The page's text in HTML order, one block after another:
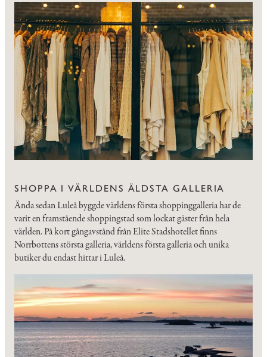
SHOPPA I VÄRLDENS ÄLDSTA GALLERIA
Ända sedan Luleå byggde världens första shoppinggalleria har de
varit en framstående shoppingstad som lockat gäster från hela
världen. På kort gångavstånd från Elite Stadshotellet finns
Norrbottens största galleria, världens första galleria och unika
butiker du endast hittar i Luleå.